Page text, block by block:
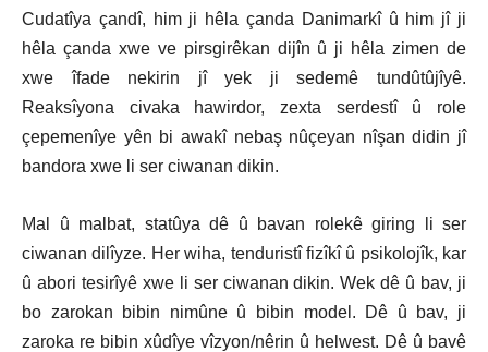
Cudatîya çandî, him ji hêla çanda Danimarkî û him jî ji
hêla çanda xwe ve pirsgirêkan dijîn û ji hêla zimen de
xwe îfade nekirin jî yek ji sedemê tundûtûjîyê.
Reaksîyona civaka hawirdor, zexta serdestî û role
çepemenîye yên bi awakî nebaş nûçeyan nîşan didin jî
bandora xwe li ser ciwanan dikin.
Mal û malbat, statûya dê û bavan rolekê giring li ser
ciwanan dilîyze. Her wiha, tenduristî fizîkî û psikolojîk, kar
û abori tesirîyê xwe li ser ciwanan dikin. Wek dê û bav, ji
bo zarokan bibin nimûne û bibin model. Dê û bav, ji
zaroka re bibin xûdîye vîzyon/nêrin û helwest. Dê û bavê